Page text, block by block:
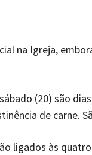
na Igreja,
(20) são
de carne.
ligados às